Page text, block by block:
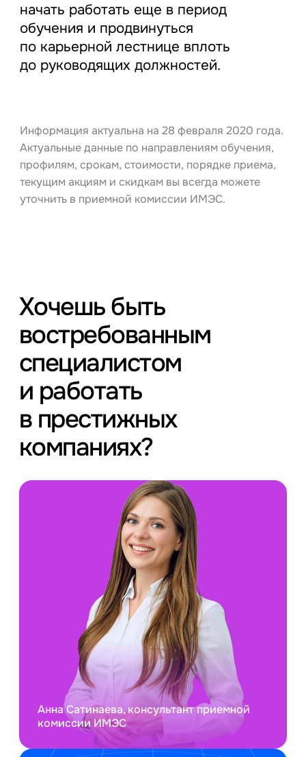
начать работать еще в период
обучения и продвинуться
по карьерной лестнице вплоть
до руководящих должностей.
Информация актуальна на 28 февраля 2020 года.
Актуальные данные по направлениям обучения,
профилям, срокам, стоимости, порядке приема,
текущим акциям и скидкам вы всегда можете
уточнить в приемной комиссии ИМЭС.
Хочешь быть
востребованным
специалистом
и работать
в престижных
компаниях?
Анна Сатинаева, консультант приемной
комиссии ИМЭС